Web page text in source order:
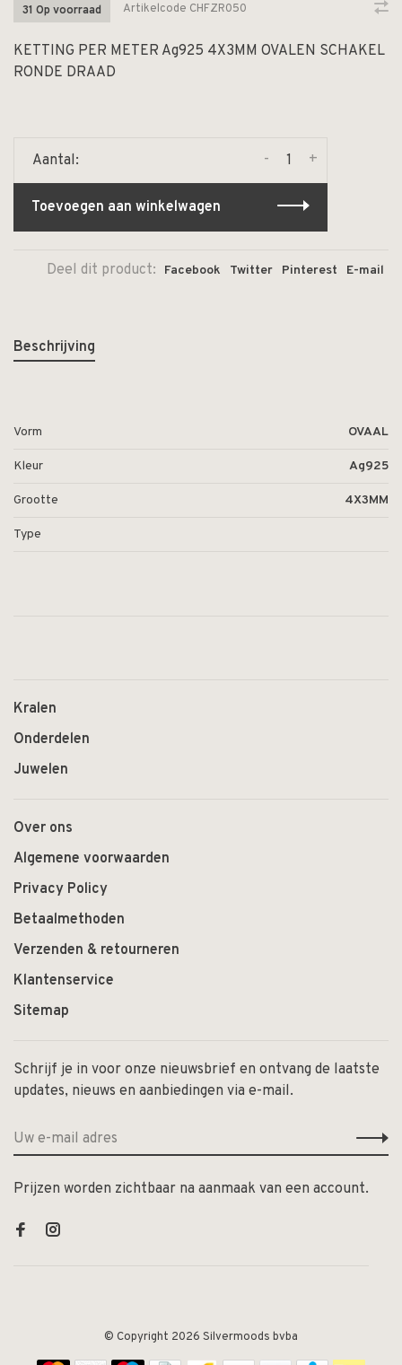
31 Op voorraad Artikelcode CHFZR050
KETTING PER METER Ag925 4X3MM OVALEN SCHAKEL
RONDE DRAAD
Aantal: +
-
Toevoegen aan winkelwagen
Deel dit product: Facebook Twitter Pinterest E-mail
Beschrijving
Vorm OVAAL
Kleur Ag925
Grootte 4X3MM
Type
Kralen
Onderdelen
Juwelen
Over ons
Algemene voorwaarden
Privacy Policy
Betaalmethoden
Verzenden & retourneren
Klantenservice
Sitemap
Schrijf je in voor onze nieuwsbrief en ontvang de laatste
updates, nieuws en aanbiedingen via e-mail.
Prijzen worden zichtbaar na aanmaak van een account.
© Copyright 2026 Silvermoods bvba